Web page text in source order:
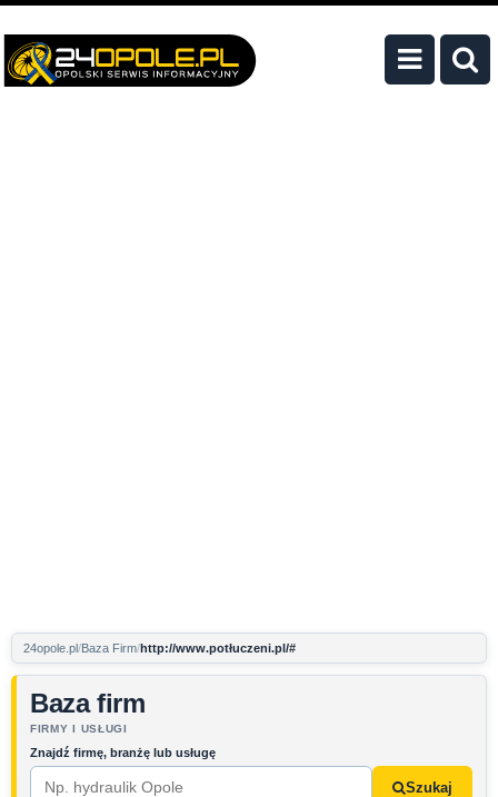
24opole.pl Baza Firm http://www.potłuczeni.pl/#
Baza firm
FIRMY I USŁUGI
Znajdź firmę, branżę lub usługę
Szukaj